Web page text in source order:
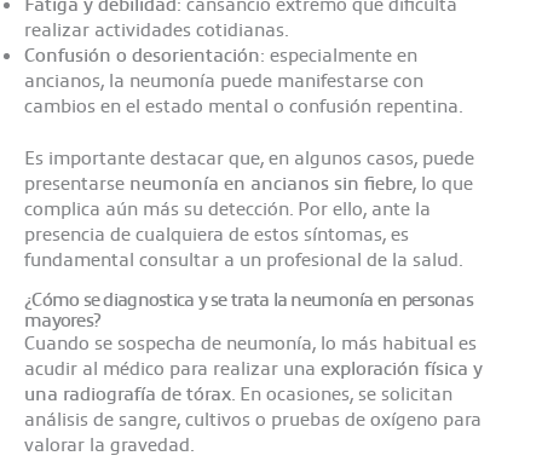
realizar actividades cotidianas.​
Confusión o desorientación: especialmente en
ancianos, la neumonía puede manifestarse con
cambios en el estado mental o confusión repentina.​
Es importante destacar que, en algunos casos, puede
presentarse neumonía en ancianos sin fiebre, lo que
complica aún más su detección. Por ello, ante la
presencia de cualquiera de estos síntomas, es
fundamental consultar a un profesional de la salud.
¿Cómo se diagnostica y se trata la neumonía en personas
mayores?
Cuando se sospecha de neumonía, lo más habitual es
acudir al médico para realizar una exploración física y
una radiografía de tórax. En ocasiones, se solicitan
análisis de sangre, cultivos o pruebas de oxígeno para
valorar la gravedad.